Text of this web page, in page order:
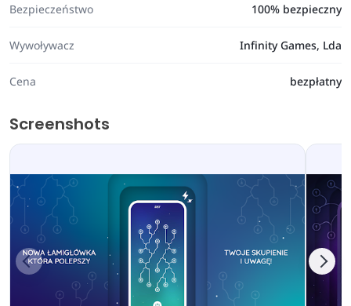
Bezpieczeństwo 100% bezpieczny
Wywoływacz Infinity Games, Lda
Cena bezpłatny
Screenshots